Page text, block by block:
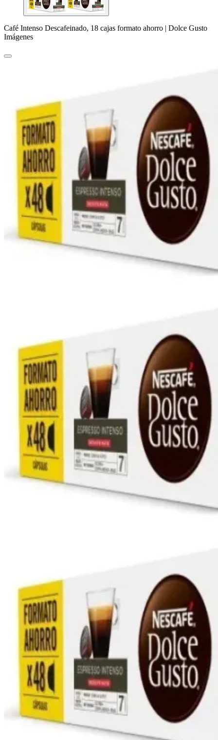
Café Intenso Descafeinado, 18 cajas formato ahorro | Dolce Gusto
Imágenes